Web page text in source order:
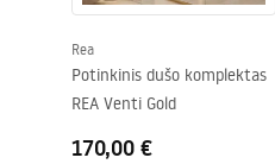
„Easy Clean“ danga
Rea
Potinkinis dušo komplektas
REA Venti Gold
170,00 €